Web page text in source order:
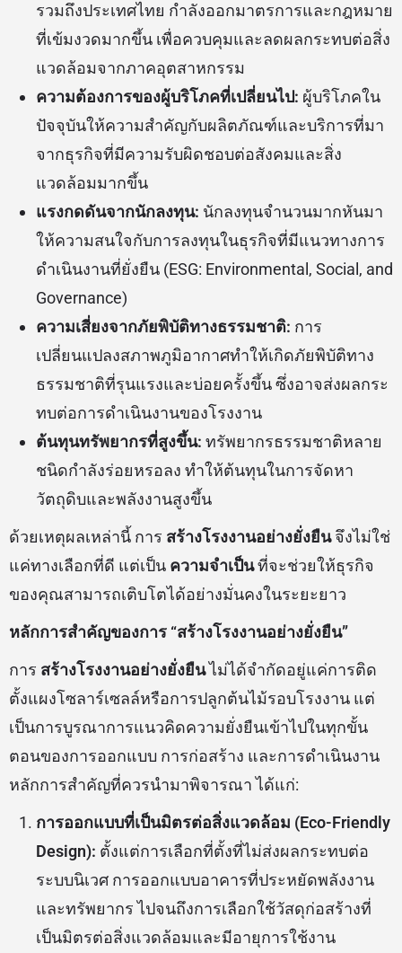
รวมถึงประเทศไทย กำลังออกมาตรการและกฎหมาย
ที่เข้มงวดมากขึ้น เพื่อควบคุมและลดผลกระทบต่อสิ่ง
แวดล้อมจากภาคอุตสาหกรรม
ความต้องการของผู้บริโภคที่เปลี่ยนไป: ผู้บริโภคใน
ปัจจุบันให้ความสำคัญกับผลิตภัณฑ์และบริการที่มา
จากธุรกิจที่มีความรับผิดชอบต่อสังคมและสิ่ง
แวดล้อมมากขึ้น
แรงกดดันจากนักลงทุน: นักลงทุนจำนวนมากหันมา
ให้ความสนใจกับการลงทุนในธุรกิจที่มีแนวทางการ
ดำเนินงานที่ยั่งยืน (ESG: Environmental, Social, and
Governance)
ความเสี่ยงจากภัยพิบัติทางธรรมชาติ: การ
เปลี่ยนแปลงสภาพภูมิอากาศทำให้เกิดภัยพิบัติทาง
ธรรมชาติที่รุนแรงและบ่อยครั้งขึ้น ซึ่งอาจส่งผลกระ
ทบต่อการดำเนินงานของโรงงาน
ต้นทุนทรัพยากรที่สูงขึ้น: ทรัพยากรธรรมชาติหลาย
ชนิดกำลังร่อยหรอลง ทำให้ต้นทุนในการจัดหา
วัตถุดิบและพลังงานสูงขึ้น
ด้วยเหตุผลเหล่านี้ การ สร้างโรงงานอย่างยั่งยืนจึงไม่ใช่
แค่ทางเลือกที่ดี แต่เป็น ความจำเป็นที่จะช่วยให้ธุรกิจ
ของคุณสามารถเติบโตได้อย่างมั่นคงในระยะยาว
หลักการสำคัญของการ “สร้างโรงงานอย่างยั่งยืน”
การ สร้างโรงงานอย่างยั่งยืนไม่ได้จำกัดอยู่แค่การติด
ตั้งแผงโซลาร์เซลล์หรือการปลูกต้นไม้รอบโรงงาน แต่
เป็นการบูรณาการแนวคิดความยั่งยืนเข้าไปในทุกขั้น
ตอนของการออกแบบ การก่อสร้าง และการดำเนินงาน
หลักการสำคัญที่ควรนำมาพิจารณา ได้แก่:
การออกแบบที่เป็นมิตรต่อสิ่งแวดล้อม (Eco-Friendly
Design): ตั้งแต่การเลือกที่ตั้งที่ไม่ส่งผลกระทบต่อ
ระบบนิเวศ การออกแบบอาคารที่ประหยัดพลังงาน
และทรัพยากร ไปจนถึงการเลือกใช้วัสดุก่อสร้างที่
เป็นมิตรต่อสิ่งแวดล้อมและมีอายุการใช้งาน